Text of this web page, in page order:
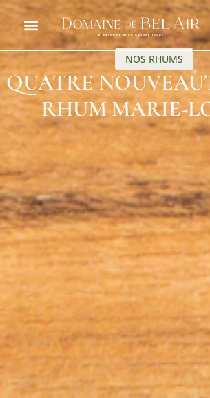
NOS RHUMS
QUATRE
RHUM MARIE-